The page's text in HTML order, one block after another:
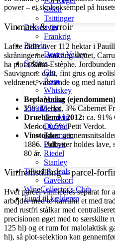
Salon
Taittinger
Dessertvin
Frankrig
Portvin
Douro Valley
Spiritus
Gin
Rom
Whiskey
Vodka
Vin tilbehør
Coravin
Durand
Enomatic
Pulltex
Riedel
Stanley
Tilbud & deals
Gavekort
WineCollector's Club
Fund til kælderen
power – et skoleeksempel på
Vinmark & terroir
Lafite råder over 112 hektar i
skråningerne omkring slottet,
ha plot i Saint-Estèphe.
Sauvignon: dybt, fint grus og
veldrænet, varmende og med
Beplantning
25% Merlot, 3% Cabernet
Drueblend i 2012: ca. 91%
Merlot, 0,5% Petit Verdot.
Vinstokke:
1886. Udbytter holdes lave,
80 år.
Vinfremstilling – parcel-
Hver parcel vinificeres separat for
arbejder med to karrum: et med
med rustfri stålkar med
precisionen øget med to særskilte
125 hl) og et rum for malolaktisk
hl), så plot-selektion kan